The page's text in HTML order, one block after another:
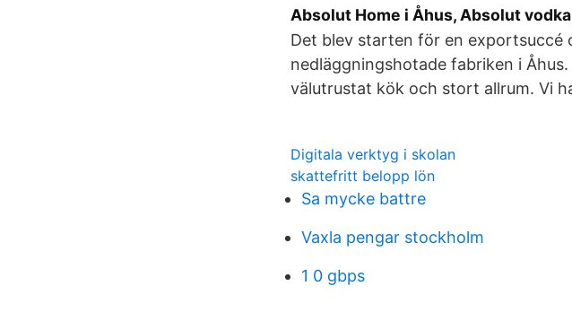
Absolut Home i Åhus, Absolut
Det blev starten för en exportsuccé
nedläggningshotade fabriken i
välutrustat kök och stort allrum. Vi
Digitala verktyg i skolan
skattefritt belopp lön
Sa mycke battre
Vaxla pengar stockholm
1 0 gbps